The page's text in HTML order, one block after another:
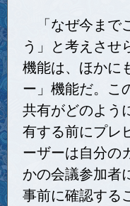
「なぜ今まで
う」と考えさせ
機能は、ほかに
ー」機能だ。こ
共有がどのよう
有する前にプレ
ーザーは自分の
かの会議参加者
事前に確認する